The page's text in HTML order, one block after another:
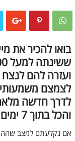
בואו להכיר את
ועזרה להם לנצח
לצמצם
לדרך חדשה
והכל בתוך 7 ימים
אם נקלעתם למצב